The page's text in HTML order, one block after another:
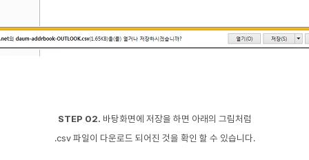
STEP 02. 바탕화면에 저장을 하면 아래의 그림처럼
.csv 파일이 다운로드 되어진 것을 확인 할 수 있습니다.